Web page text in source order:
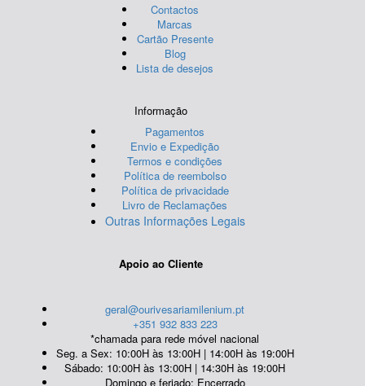
Contactos
Marcas
Cartão Presente
Blog
Lista de desejos
Informação
Pagamentos
Envio e Expedição
Termos e condições
Política de reembolso
Política de privacidade
Livro de Reclamações
Outras Informações Legais
Apoio ao Cliente
geral@ourivesariamilenium.pt
+351 932 833 223
*chamada para rede móvel nacional
Seg. a Sex: 10:00H às 13:00H | 14:00H às 19:00H
Sábado: 10:00H às 13:00H | 14:30H às 19:00H
Domingo e feriado: Encerrado